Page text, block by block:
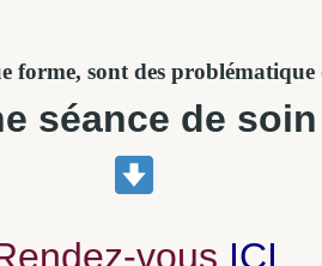
forme, sont des
séance de
vous ICI